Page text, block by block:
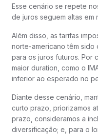
Esse cenário se repete
de juros seguem altas
Além disso, as tarifas
norte-americano têm
para os juros futuros. Por
maior duration, como o
inferior ao esperado no
Diante desse cenário,
curto prazo, priorizamos
prazo, consideramos a
diversificação; e, para o